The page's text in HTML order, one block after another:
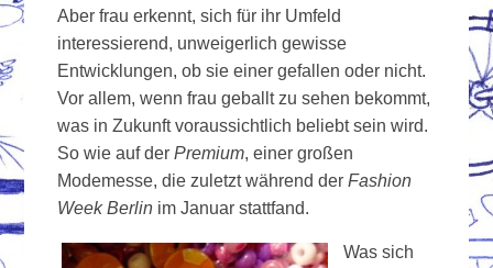
Aber frau erkennt, sich für ihr Umfeld
interessierend, unweigerlich gewisse
Entwicklungen, ob sie einer gefallen oder nicht.
Vor allem, wenn frau geballt zu sehen bekommt,
was in Zukunft voraussichtlich beliebt sein wird.
So wie auf derPremium, einer großen
Modemesse, die zuletzt während derFashion
Week Berlin im Januar stattfand.
Was sich